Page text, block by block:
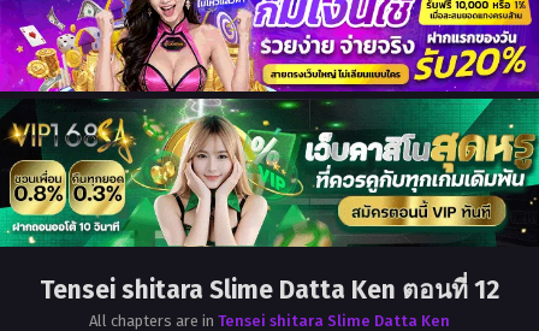
Tensei shitara Slime Datta Ken ตอนที่ 12
All chapters are in Tensei shitara Slime Datta Ken